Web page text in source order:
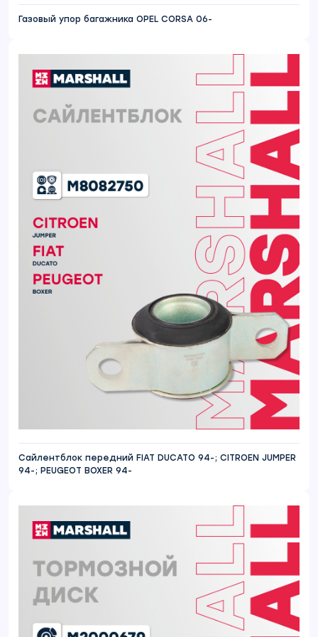
Газовый упор багажника OPEL CORSA 06-
Сайлентблок передний FIAT DUCATO 94-; CITROEN JUMPER
94-; PEUGEOT BOXER 94-